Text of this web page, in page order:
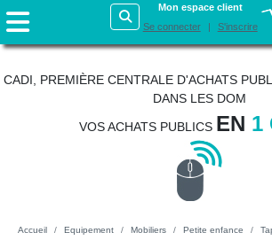
Mon espace client
Se connecter
S'inscrire
CADI, PREMIÈRE CENTRALE D'ACHATS
DANS LES DOM
VOS ACHATS PUBLICS EN 1
Accueil Equipement Mobiliers Petite enfance